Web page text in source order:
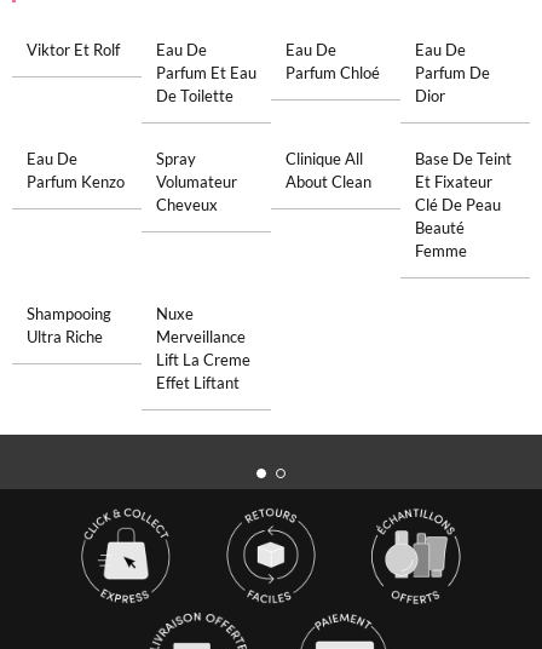
Viktor Et Rolf
Eau De
Parfum Et Eau
De Toilette
Eau De
Parfum Chloé
Eau De
Parfum De
Dior
Eau De
Parfum Kenzo
Spray
Volumateur
Cheveux
Clinique All
About Clean
Base De Teint
Et Fixateur
Clé De Peau
Beauté
Femme
Shampooing
Ultra Riche
Nuxe
Merveillance
Lift La Creme
Effet Liftant